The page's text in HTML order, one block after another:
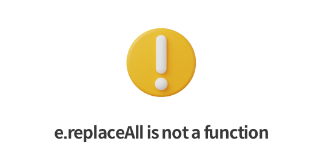
e.replaceAll is not a function